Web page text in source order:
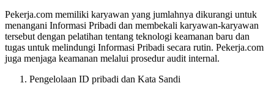
Pekerja.com memiliki karyawan yang jumlahnya dikurangi untuk
menangani Informasi Pribadi dan membekali karyawan-karyawan
tersebut dengan pelatihan tentang teknologi keamanan baru dan
tugas untuk melindungi Informasi Pribadi secara rutin. Pekerja.com
juga menjaga keamanan melalui prosedur audit internal.
Pengelolaan ID pribadi dan Kata Sandi